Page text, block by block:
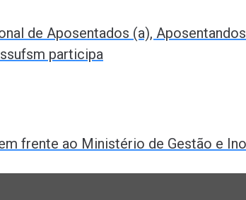
de Aposentados (a),
participa
frente ao Ministério de Gestão e